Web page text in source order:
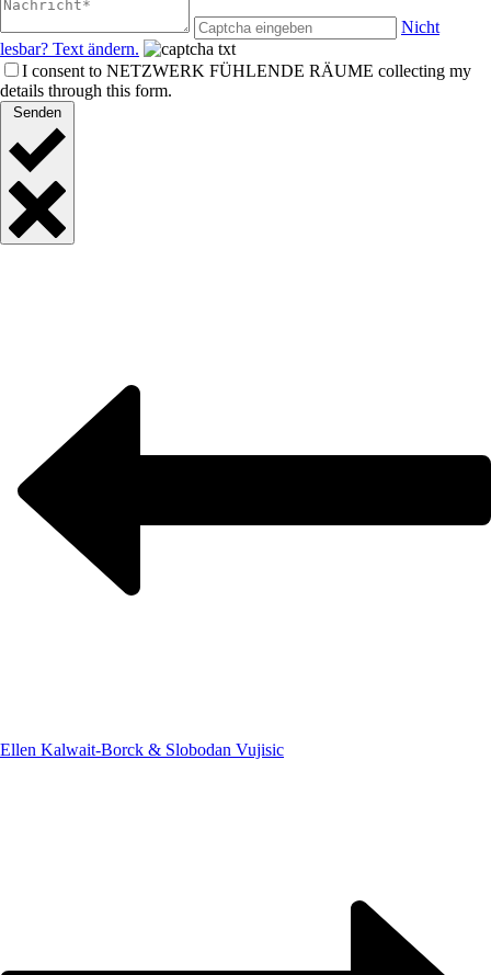
Nicht
lesbar? Text ändern.
I consent to NETZWERK FÜHLENDE RÄUME collecting my
details through this form.
Senden
Ellen Kalwait-Borck & Slobodan Vujisic